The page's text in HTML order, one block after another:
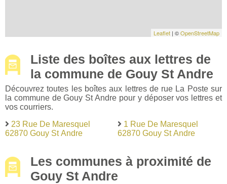
Leaflet | ©OpenStreetMap
Liste des boîtes aux lettres de
la commune de Gouy St Andre
Découvrez toutes les boîtes aux lettres de rue La Poste sur
la commune de Gouy St Andre pour y déposer vos lettres et
vos courriers.
23 Rue De Maresquel
62870 Gouy St Andre
1 Rue De Maresquel
62870 Gouy St Andre
Les communes à proximité de
Gouy St Andre